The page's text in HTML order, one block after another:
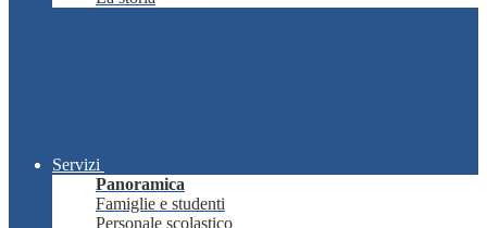
Servizi
Panoramica
Famiglie e studenti
Personale scolastico